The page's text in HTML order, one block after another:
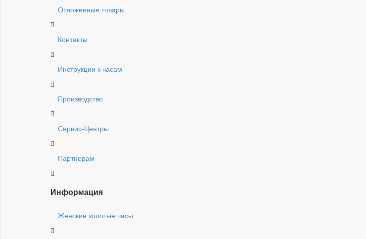
Отложенные товары
Контакты
Инструкции к часам
Производство
Сервис-Центры
Партнерам
Информация
Женские золотые часы